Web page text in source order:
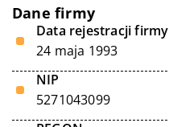
Dane firmy
Data rejestracji firmy
24 maja 1993
NIP
5271043099